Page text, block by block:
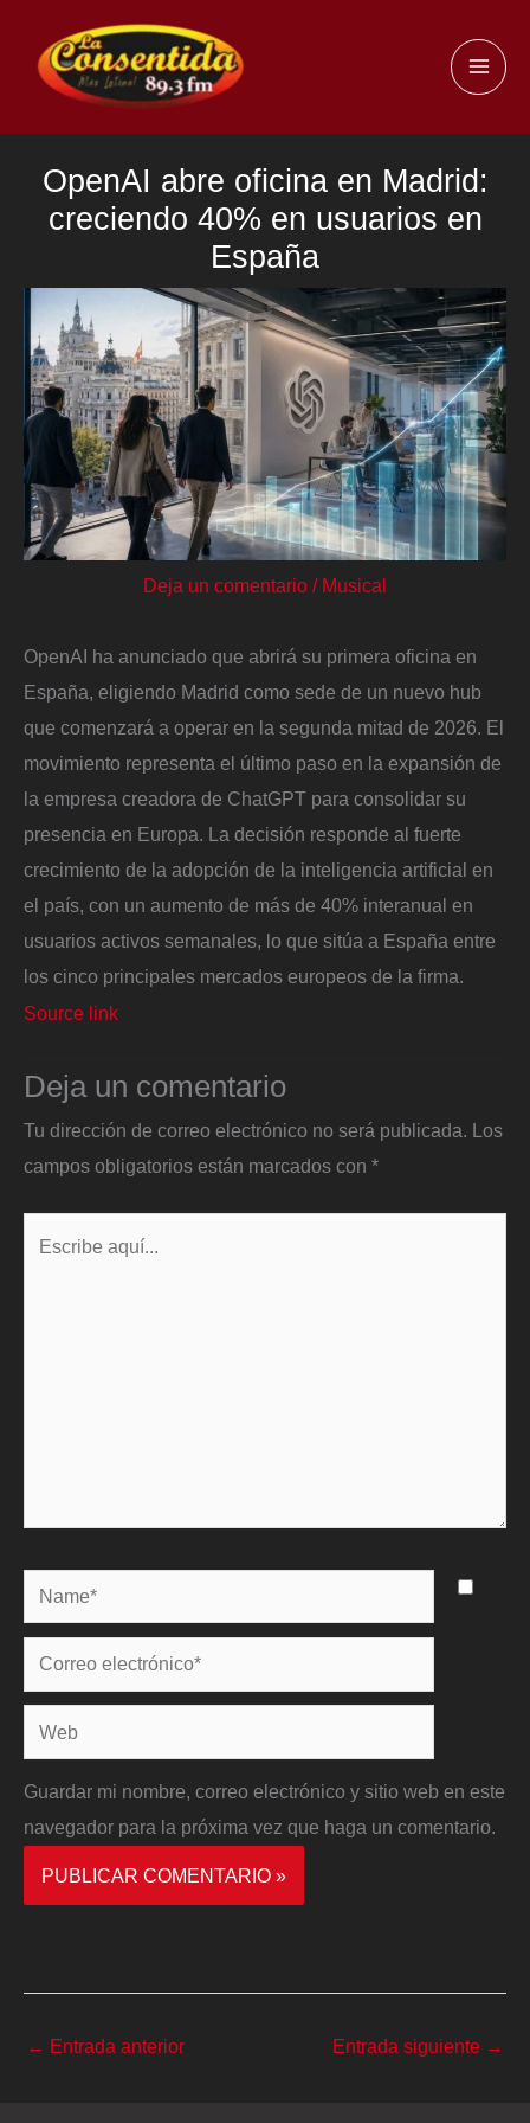
contenido
OpenAI abre oficina en Madrid:
creciendo 40% en usuarios en
España
Deja un comentario / Musical
OpenAI ha anunciado que abrirá su primera oficina en
España, eligiendo Madrid como sede de un nuevo hub
que comenzará a operar en la segunda mitad de 2026. El
movimiento representa el último paso en la expansión de
la empresa creadora de ChatGPT para consolidar su
presencia en Europa. La decisión responde al fuerte
crecimiento de la adopción de la inteligencia artificial en
el país, con un aumento de más de 40% interanual en
usuarios activos semanales, lo que sitúa a España entre
los cinco principales mercados europeos de la firma.
Source link
Deja un comentario
Tu dirección de correo electrónico no será publicada. Los
campos obligatorios están marcados con *
Name*
Correo
electrónico*
Web
Guardar mi nombre, correo electrónico y sitio web en este
navegador para la próxima vez que haga un comentario.
← Entrada anterior Entrada siguiente →